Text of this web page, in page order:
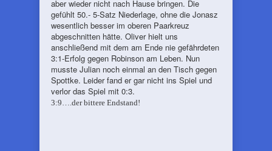
aber wieder nicht nach Hause bringen. Die
gefühlt 50.- 5-Satz Niederlage, ohne die Jonasz
wesentlich besser im oberen Paarkreuz
abgeschnitten hätte. Oliver hielt uns
anschließend mit dem am Ende nie gefährdeten
3:1-Erfolg gegen Robinson am Leben. Nun
musste Julian noch einmal an den Tisch gegen
Spottke. Leider fand er gar nicht ins Spiel und
verlor das Spiel mit 0:3.
3:9….der bittere Endstand!